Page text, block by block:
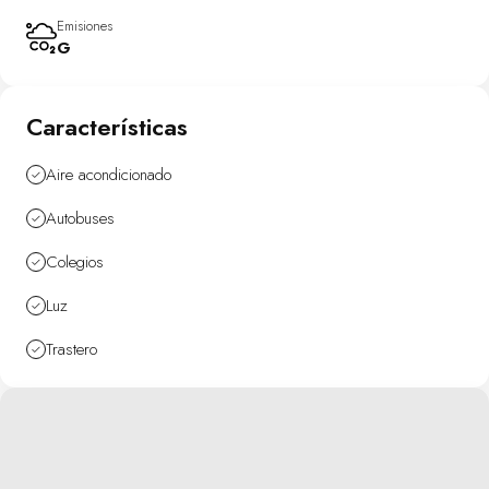
Emisiones
G
Características
Aire acondicionado
Autobuses
Colegios
Luz
Trastero